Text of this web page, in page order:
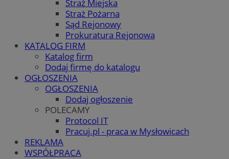
Straż Miejska
Straż Pożarna
Sąd Rejonowy
Prokuratura Rejonowa
KATALOG FIRM
Katalog firm
Dodaj firmę do katalogu
OGŁOSZENIA
OGŁOSZENIA
Dodaj ogłoszenie
POLECAMY
Protocol IT
Pracuj.pl - praca w Mysłowicach
REKLAMA
WSPÓŁPRACA